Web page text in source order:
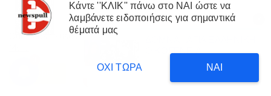
στρέμματα έγιναν στάχτη επι
κυβέρνησης Μητσοτάκη!
Our website uses cookies to enhance your experience.
Κάντε ''ΚΛΙΚ'' πάνω στο ΝΑΙ ώστε να
λαμβάνετε ειδοποιήσεις για σημαντικά
θέματά μας
ΝΑΙ
ΟΧΙ ΤΩΡΑ